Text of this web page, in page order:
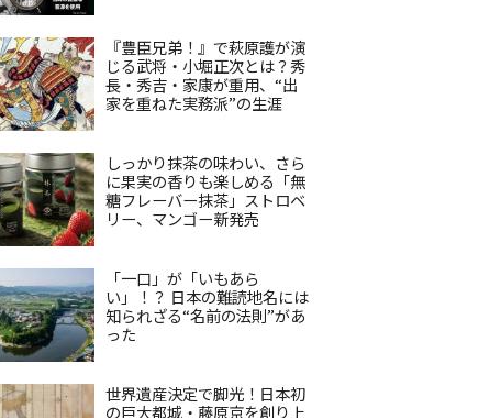
『豊臣兄弟！』で萩原護が演
じる武将・小堀正次とは？秀
長・秀吉・家康が重用、“出
家を重ねた実務派”の生涯
しっかり抹茶の味わい、さら
に果実の香りも楽しめる「無
糖フレーバー抹茶」ストロベ
リー、マンゴー新発売
「一口」が「いもあら
い」！？ 日本の難読地名には
知られざる“名前の法則”があ
った
世界遺産決定で脚光！日本初
の巨大都城・藤原京を創り上